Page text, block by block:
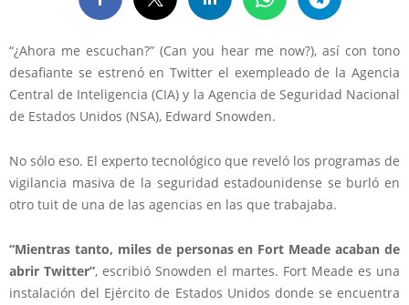
“¿Ahora me escuchan?” (Can you hear me now?), así con tono
desafiante se estrenó en Twitter el exempleado de la Agencia
Central de Inteligencia (CIA) y la Agencia de Seguridad Nacional
de Estados Unidos (NSA), Edward Snowden.
No sólo eso. El experto tecnológico que reveló los programas de
vigilancia masiva de la seguridad estadounidense se burló en
otro tuit de una de las agencias en las que trabajaba.
“Mientras tanto, miles de personas en Fort Meade acaban de
abrir Twitter”, escribió Snowden el martes. Fort Meade es una
instalación del Ejército de Estados Unidos donde se encuentra